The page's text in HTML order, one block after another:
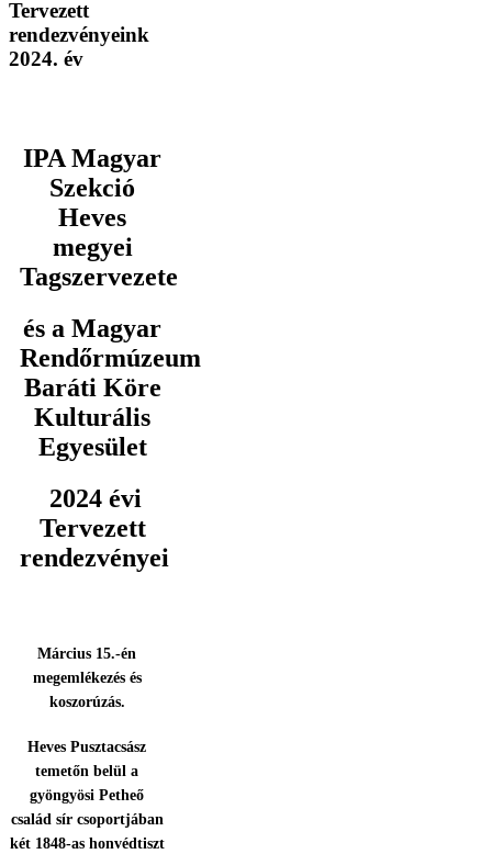
Tervezett
rendezvényeink
2024. év
IPA Magyar
Szekció
Heves
megyei
Tagszervezete
és a Magyar
Rendőrmúzeum
Baráti Köre
Kulturális
Egyesület
2024 évi
Tervezett
rendezvényei
Március 15.-én
megemlékezés és
koszorúzás.
Heves Pusztacsász
temetőn belül a
gyöngyösi Petheő
család sír csoportjában
két 1848-as honvédtiszt